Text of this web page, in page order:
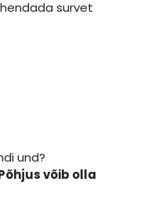
survet
und?
võib olla